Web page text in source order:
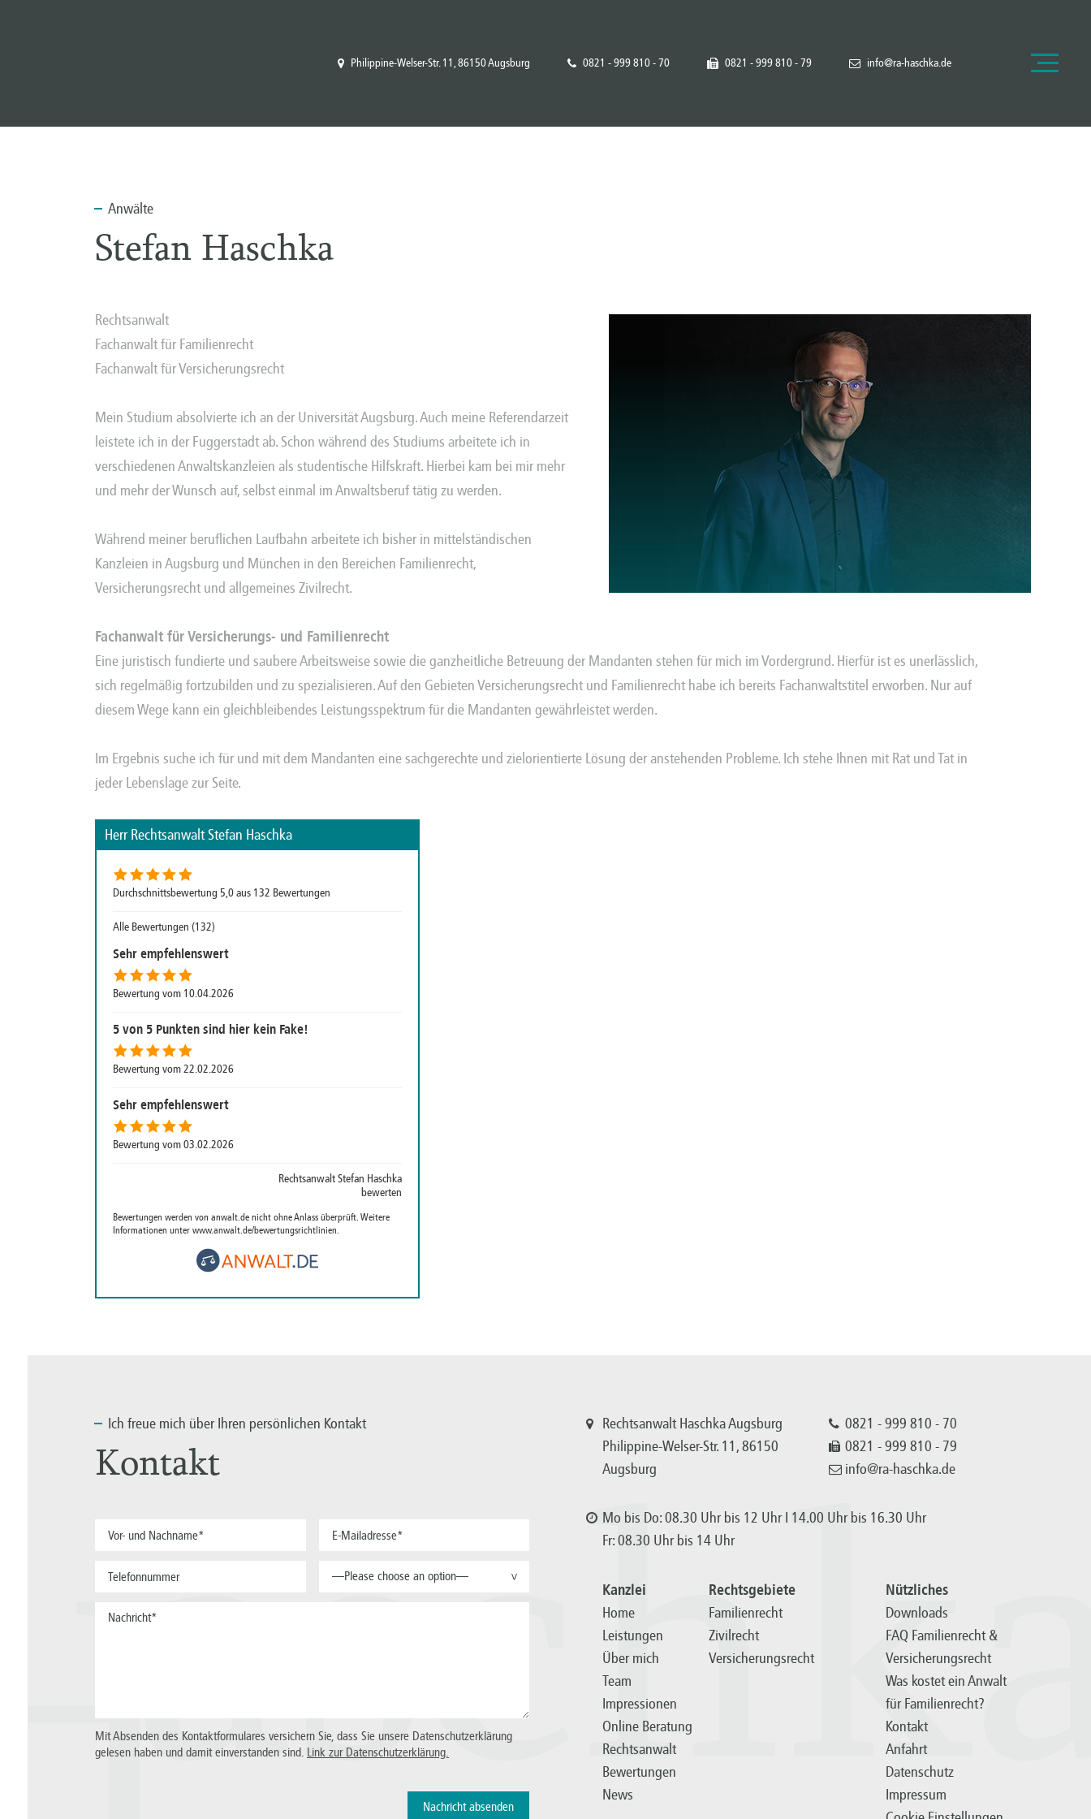
Philippine-Welser-Str. 11, 86150 Augsburg 0821 - 999 810 - 70 0821 - 999 810 - 79 info@ra-haschka.de
Anwälte
Stefan Haschka
Rechtsanwalt
Fachanwalt für Familienrecht
Fachanwalt für Versicherungsrecht
Mein Studium absolvierte ich an der Universität Augsburg. Auch meine Referendarzeit
leistete ich in der Fuggerstadt ab. Schon während des Studiums arbeitete ich in
verschiedenen Anwaltskanzleien als studentische Hilfskraft. Hierbei kam bei mir mehr
und mehr der Wunsch auf, selbst einmal im Anwaltsberuf tätig zu werden.
Während meiner beruflichen Laufbahn arbeitete ich bisher in mittelständischen
Kanzleien in Augsburg und München in den Bereichen Familienrecht,
Versicherungsrecht und allgemeines Zivilrecht.
Fachanwalt für Versicherungs- und Familienrecht
Eine juristisch fundierte und saubere Arbeitsweise sowie die ganzheitliche Betreuung der Mandanten stehen für mich im Vordergrund. Hierfür ist es unerlässlich,
sich regelmäßig fortzubilden und zu spezialisieren. Auf den Gebieten Versicherungsrecht und Familienrecht habe ich bereits Fachanwaltstitel erworben. Nur auf
diesem Wege kann ein gleichbleibendes Leistungsspektrum für die Mandanten gewährleistet werden.
Im Ergebnis suche ich für und mit dem Mandanten eine sachgerechte und zielorientierte Lösung der anstehenden Probleme. Ich stehe Ihnen mit Rat und Tat in
jeder Lebenslage zur Seite.
Herr Rechtsanwalt Stefan Haschka
Durchschnittsbewertung 5,0 aus 132 Bewertungen
Alle Bewertungen (132)
Sehr empfehlenswert
Bewertung vom 10.04.2026
5 von 5 Punkten sind hier kein Fake!
Bewertung vom 22.02.2026
Sehr empfehlenswert
Bewertung vom 03.02.2026
Rechtsanwalt Stefan Haschka
bewerten
Bewertungen werden von anwalt.de nicht ohne Anlass überprüft. Weitere
Informationen unter www.anwalt.de/bewertungsrichtlinien.
Ich freue mich über Ihren persönlichen Kontakt
Kontakt
—Please choose an option— >
Mit Absenden des Kontaktformulares versichern Sie, dass Sie unsere Datenschutzerklärung
gelesen haben und damit einverstanden sind. Link zur Datenschutzerklärung.
Rechtsanwalt Haschka Augsburg
Philippine-Welser-Str. 11, 86150
Augsburg
0821 - 999 810 - 70
0821 - 999 810 - 79
info@ra-haschka.de
Mo bis Do: 08.30 Uhr bis 12 Uhr I 14.00 Uhr bis 16.30 Uhr
Fr: 08.30 Uhr bis 14 Uhr
Kanzlei
Home
Leistungen
Über mich
Team
Impressionen
Online Beratung
Rechtsanwalt
Bewertungen
News
Rechtsgebiete
Familienrecht
Zivilrecht
Versicherungsrecht
Nützliches
Downloads
FAQ Familienrecht &
Versicherungsrecht
Was kostet ein Anwalt
für Familienrecht?
Kontakt
Anfahrt
Datenschutz
Impressum